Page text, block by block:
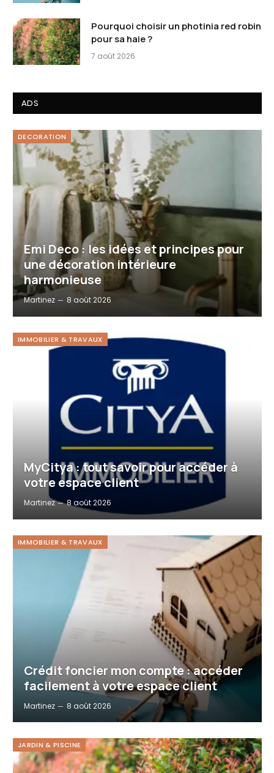
Pourquoi choisir un photinia red robin
pour sa haie ?
7 août 2026
ADS
DECORATION
Emi Deco : les idées et principes pour
une décoration intérieure
harmonieuse
Martinez 8 août 2026
IMMOBILIER & TRAVAUX
MyCitya : tout savoir pour accéder à
votre espace client
Martinez 8 août 2026
IMMOBILIER & TRAVAUX
Crédit foncier mon compte : accéder
facilement à votre espace client
Martinez 8 août 2026
JARDIN & PISCINE